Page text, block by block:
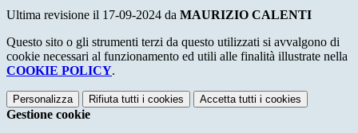
Ultima revisione il 17-09-2024 da MAURIZIO CALENTI
Questo sito o gli strumenti terzi da questo utilizzati si avvalgono di
cookie necessari al funzionamento ed utili alle finalità illustrate nella
COOKIE POLICY.
Personalizza Rifiuta tutti i cookies Accetta tutti i cookies
Gestione cookie